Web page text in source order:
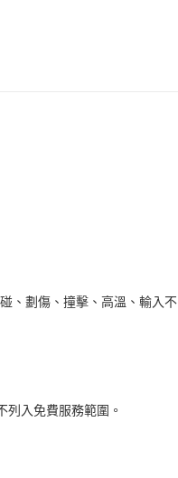
、劃傷、撞擊、高溫、輸入不
入免費服務範圍。